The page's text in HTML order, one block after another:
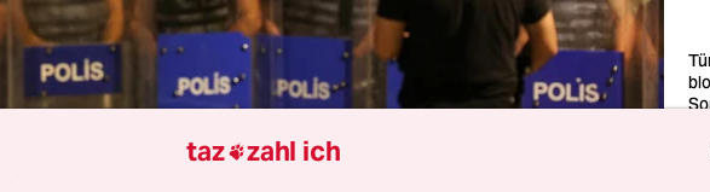
taz zahl ich